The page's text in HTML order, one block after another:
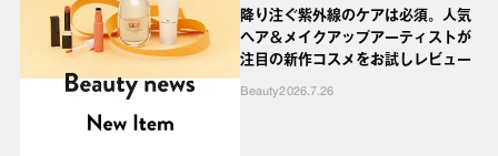
降り注ぐ紫外線のケアは必須。人気
ヘア＆メイクアップアーティストが
注目の新作コスメをお試しレビュー
Beauty2026.7.26